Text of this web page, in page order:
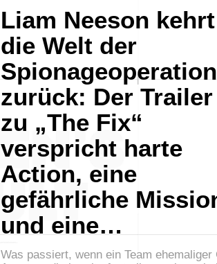
Liam Neeson
die Welt der
zurück: Der Trailer
zu „The Fix“
verspricht harte
Action, eine
gefährliche
und eine…
Was passiert, wenn ein Team ehemaliger